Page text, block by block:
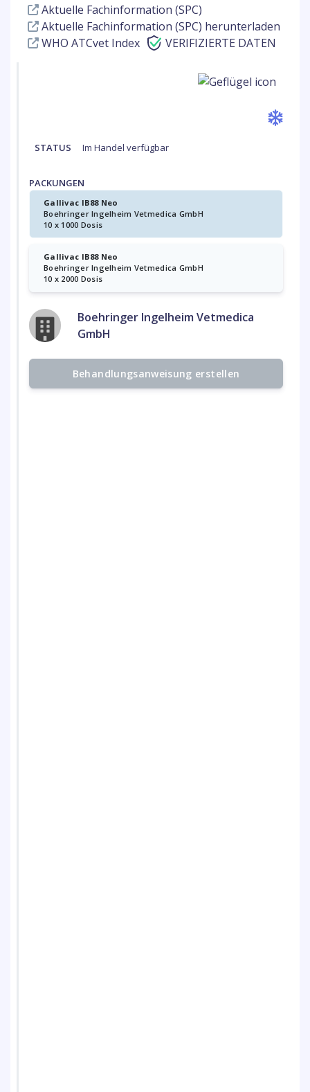
Aktuelle Fachinformation (SPC)
Aktuelle Fachinformation (SPC) herunterladen
WHO ATCvet Index
VERIFIZIERTE DATEN
STATUS Im Handel verfügbar
PACKUNGEN
Gallivac IB88 Neo
Boehringer Ingelheim Vetmedica GmbH
10 x 1000 Dosis
Gallivac IB88 Neo
Boehringer Ingelheim Vetmedica GmbH
10 x 2000 Dosis
Boehringer Ingelheim Vetmedica
GmbH
Behandlungsanweisung erstellen